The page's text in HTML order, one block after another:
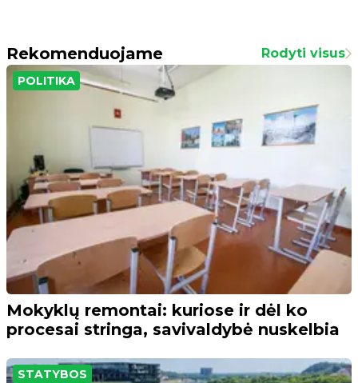
Rekomenduojame Rodyti visus
POLITIKA
Mokyklų remontai: kuriose ir dėl ko
procesai stringa, savivaldybė nuskelbia
STATYBOS